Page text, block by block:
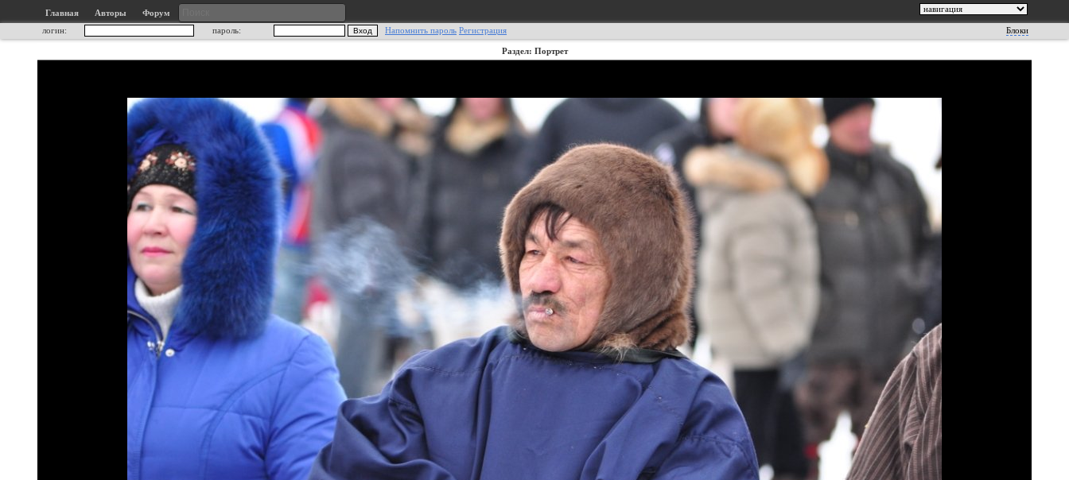
Главная Авторы
Форум
логин:
пароль: Напомнить пароль Регистрация Блоки
Раздел: Портрет